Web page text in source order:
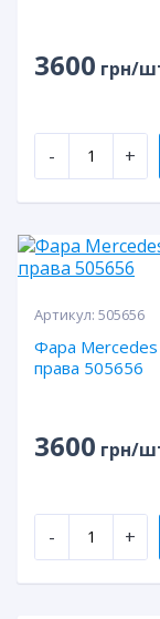
3600 грн/
- +
Артикул: 505656
Фара Mercedes
права 505656
3600 грн/
- +